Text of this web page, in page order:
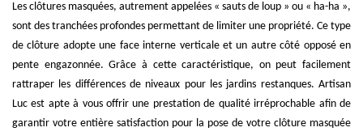
Les clôtures masquées, autrement appelées « sauts de loup » ou « ha-ha »,
sont des tranchées profondes permettant de limiter une propriété. Ce type
de clôture adopte une face interne verticale et un autre côté opposé en
pente engazonnée. Grâce à cette caractéristique, on peut facilement
rattraper les différences de niveaux pour les jardins restanques. Artisan
Luc est apte à vous offrir une prestation de qualité irréprochable afin de
garantir votre entière satisfaction pour la pose de votre clôture masquée